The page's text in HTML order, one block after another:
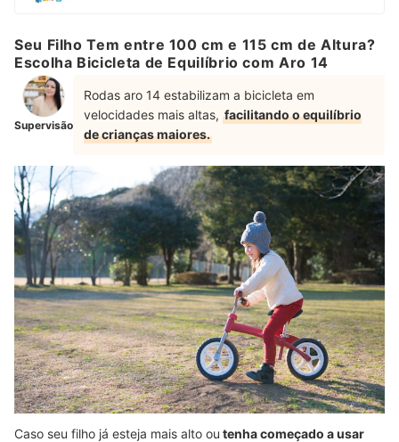
Seu Filho Tem entre 100 cm e 115 cm de Altura?
Escolha Bicicleta de Equilíbrio com Aro 14
Supervisão
Rodas aro 14 estabilizam a bicicleta em
velocidades mais altas, facilitando o equilíbrio
de crianças maiores.
Caso seu filho já esteja mais alto ou tenha começado a usar